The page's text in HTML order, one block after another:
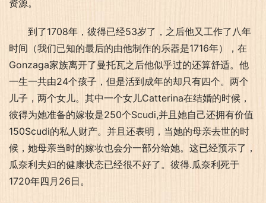
资源。
到了1708年，彼得已经53岁了，之后他又工作了八年
时间（我们已知的最后的由他制作的乐器是1716年），在
Gonzaga家族离开了曼托瓦之后他似乎过的还算舒适。他
一生一共由24个孩子，但是活到成年的却只有四个。两个
儿子，两个女儿。其中一个女儿Catterina在结婚的时候，
彼得为她准备的嫁妆是250个Scudi,并且她自己还拥有价值
150Scudi的私人财产。并且还表明，当她的母亲去世的时
候，她母亲当时的嫁妆也会分一部分给她。这已经预示了，
瓜奈利夫妇的健康状态已经很不好了。彼得.瓜奈利死于
1720年四月26日。